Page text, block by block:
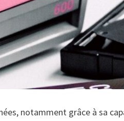
notamment grâce à sa